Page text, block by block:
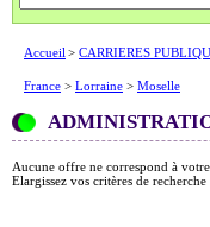
Accueil > CARRIERES
France > Lorraine > Moselle
Aucune offre ne correspond à votre
Elargissez vos critères de